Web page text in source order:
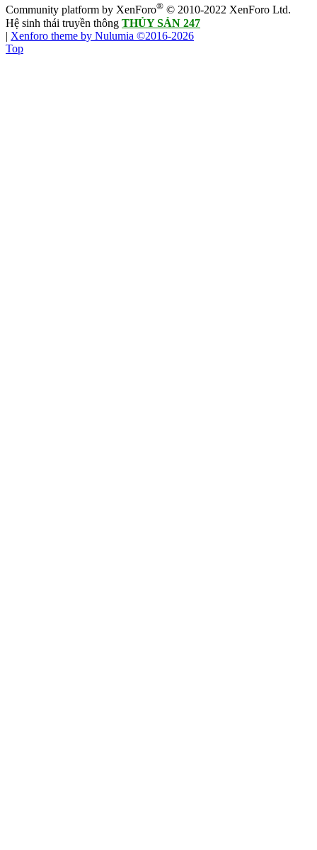
Community platform by XenForo® © 2010-2022 XenForo Ltd.
Hệ sinh thái truyền thông THỦY SẢN 247
| Xenforo theme by Nulumia ©2016-2026
Top